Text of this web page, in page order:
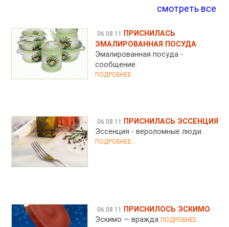
смотреть все
06.08.11
ПРИСНИЛАСЬ
ЭМАЛИРОВАННАЯ ПОСУДА
Эмалированная посуда -
сообщение.
ПОДРОБНЕЕ...
06.08.11
ПРИСНИЛАСЬ ЭССЕНЦИЯ
Эссенция - вероломные люди.
ПОДРОБНЕЕ...
06.08.11
ПРИСНИЛОСЬ ЭСКИМО
Эскимо — вражда ПОДРОБНЕЕ...